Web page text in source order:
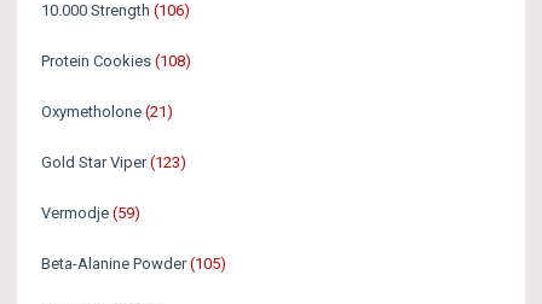
10.000 Strength (106)
Protein Cookies (108)
Oxymetholone (21)
Gold Star Viper (123)
Vermodje (59)
Beta-Alanine Powder (105)